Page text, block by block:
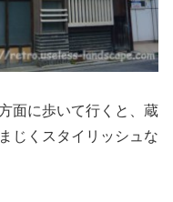
面に歩いて行くと、蔵
じくスタイリッシュな